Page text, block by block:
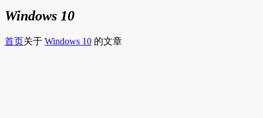
Windows 10
首页关于 Windows 10 的文章